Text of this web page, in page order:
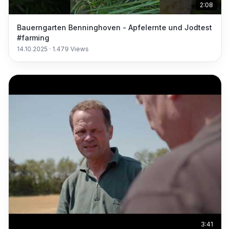
2:08
Bauerngarten Benninghoven - Apfelernte und Jodtest
#farming
14.10.2025 · 1.479 Views
3:41